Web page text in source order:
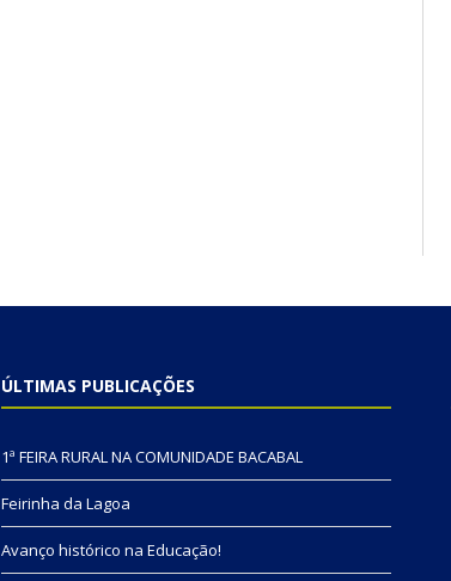
ÚLTIMAS PUBLICAÇÕES
1ª FEIRA RURAL NA COMUNIDADE BACABAL
Feirinha da Lagoa
Avanço histórico na Educação!